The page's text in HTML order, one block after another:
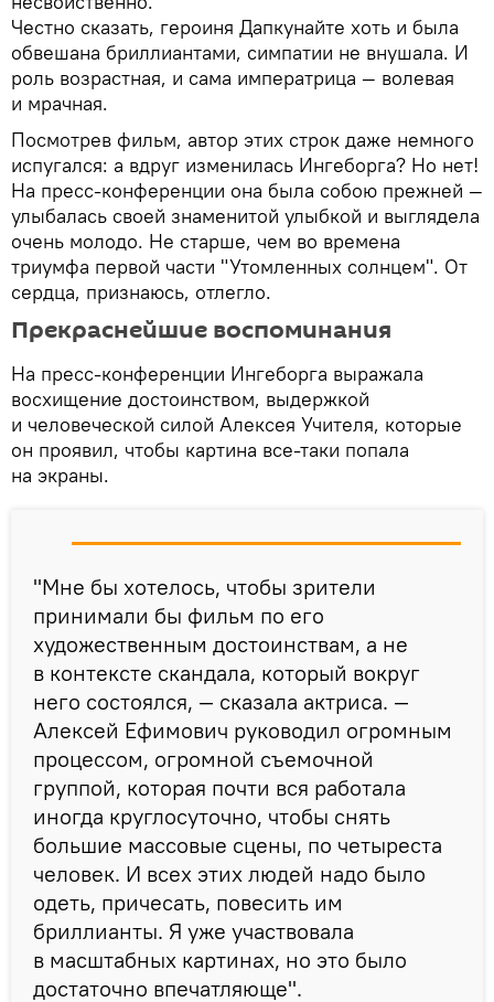
Честно сказать, героиня Дапкунайте хоть и была
обвешана бриллиантами, симпатии не внушала. И
роль возрастная, и сама императрица — волевая
и мрачная.
Посмотрев фильм, автор этих строк даже немного
испугался: а вдруг изменилась Ингеборга? Но нет!
На пресс-конференции она была собою прежней —
улыбалась своей знаменитой улыбкой и выглядела
очень молодо. Не старше, чем во времена
триумфа первой части "Утомленных солнцем". От
сердца, признаюсь, отлегло.
Прекраснейшие воспоминания
На пресс-конференции Ингеборга выражала
восхищение достоинством, выдержкой
и человеческой силой Алексея Учителя, которые
он проявил, чтобы картина все-таки попала
на экраны.
"Мне бы хотелось, чтобы зрители
принимали бы фильм по его
художественным достоинствам, а не
в контексте скандала, который вокруг
него состоялся, — сказала актриса. —
Алексей Ефимович руководил огромным
процессом, огромной съемочной
группой, которая почти вся работала
иногда круглосуточно, чтобы снять
большие массовые сцены, по четыреста
человек. И всех этих людей надо было
одеть, причесать, повесить им
бриллианты. Я уже участвовала
в масштабных картинах, но это было
достаточно впечатляюще".